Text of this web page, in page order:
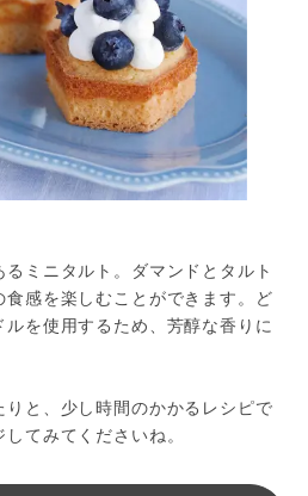
ミニタルト。ダマンドとタルト
感を楽しむことができます。ど
を使用するため、芳醇な香りに
と、少し時間のかかるレシピで
てみてくださいね。